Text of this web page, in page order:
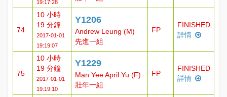
19:17:28
74
10 小時
19 分鐘
2017-01-01
19:19:07
Y1206
Andrew Leung (M)
先進一組
FP
FINISHED
詳情
75
10 小時
19 分鐘
2017-01-01
19:19:10
Y1229
Man Yee April Yu (F)
壯年一組
FP
FINISHED
詳情